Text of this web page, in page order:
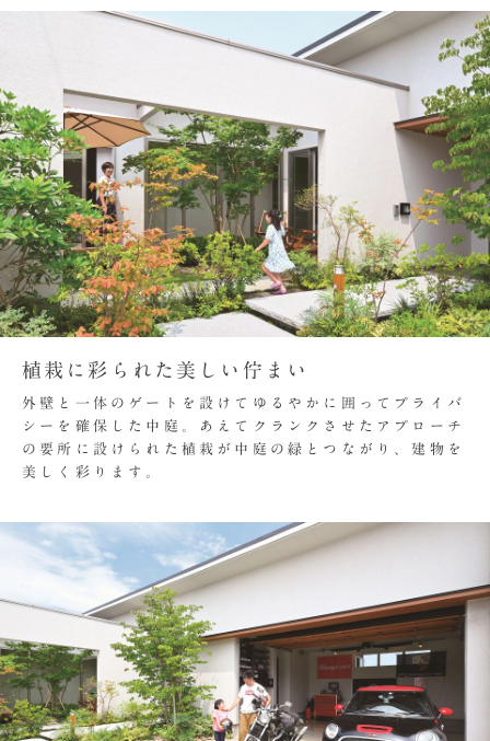
植栽に彩られた美しい佇まい
外壁と一体のゲートを設けてゆるやかに囲ってプライバ
シーを確保した中庭。あえてクランクさせたアプローチ
の要所に設けられた植栽が中庭の緑とつながり、建物を
美しく彩ります。